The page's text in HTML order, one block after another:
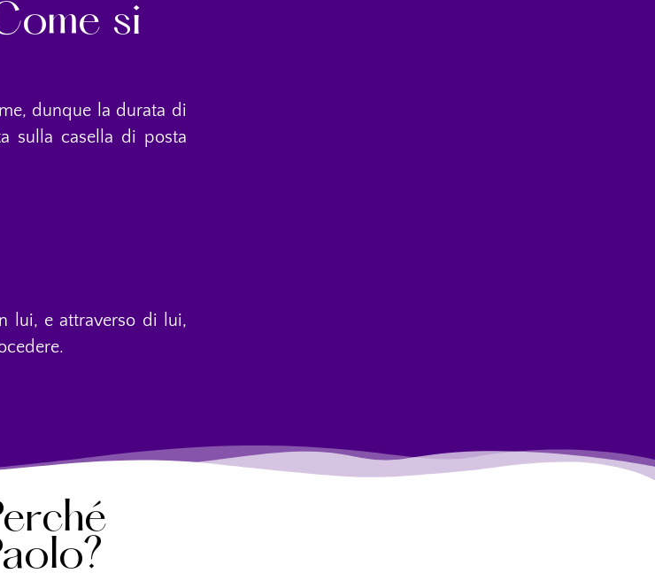
si
dunque la durata di
sulla casella di posta
lui, e attraverso di lui,